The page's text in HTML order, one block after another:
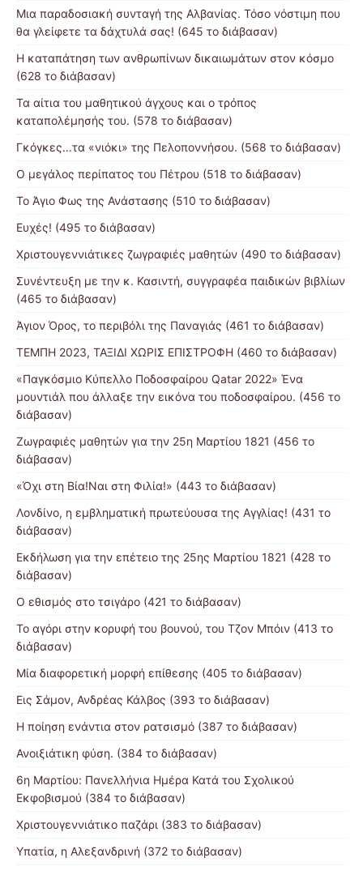
Μια παραδοσιακή συνταγή της Αλβανίας. Τόσο νόστιμη που
θα γλείφετε τα δάχτυλά σας! (645 το διάβασαν)
Η καταπάτηση των ανθρωπίνων δικαιωμάτων στον κόσμο
(628 το διάβασαν)
Τα αίτια του μαθητικού άγχους και ο τρόπος
καταπολέμησής του. (578 το διάβασαν)
Γκόγκες…τα «νιόκι» της Πελοποννήσου. (568 το διάβασαν)
Ο μεγάλος περίπατος του Πέτρου (518 το διάβασαν)
Το Άγιο Φως της Ανάστασης (510 το διάβασαν)
Ευχές! (495 το διάβασαν)
Χριστουγεννιάτικες ζωγραφιές μαθητών (490 το διάβασαν)
Συνέντευξη με την κ. Κασιντή, συγγραφέα παιδικών βιβλίων
(465 το διάβασαν)
Άγιον Όρος, το περιβόλι της Παναγιάς (461 το διάβασαν)
ΤΕΜΠΗ 2023, ΤΑΞΙΔΙ ΧΩΡΙΣ ΕΠΙΣΤΡΟΦΗ (460 το διάβασαν)
«Παγκόσμιο Κύπελλο Ποδοσφαίρου Qatar 2022» Ένα
μουντιάλ που άλλαξε την εικόνα του ποδοσφαίρου. (456 το
διάβασαν)
Ζωγραφιές μαθητών για την 25η Μαρτίου 1821 (456 το
διάβασαν)
«Όχι στη Βία!Ναι στη Φιλία!» (443 το διάβασαν)
Λονδίνο, η εμβληματική πρωτεύουσα της Αγγλίας! (431 το
διάβασαν)
Εκδήλωση για την επέτειο της 25ης Μαρτίου 1821 (428 το
διάβασαν)
Ο εθισμός στο τσιγάρο (421 το διάβασαν)
Το αγόρι στην κορυφή του βουνού, του Τζον Μπόιν (413 το
διάβασαν)
Μία διαφορετική μορφή επίθεσης (405 το διάβασαν)
Εις Σάμον, Ανδρέας Κάλβος (393 το διάβασαν)
Η ποίηση ενάντια στον ρατσισμό (387 το διάβασαν)
Ανοιξιάτικη φύση. (384 το διάβασαν)
6η Μαρτίου: Πανελλήνια Ημέρα Κατά του Σχολικού
Εκφοβισμού (384 το διάβασαν)
Χριστουγεννιάτικο παζάρι (383 το διάβασαν)
Υπατία, η Αλεξανδρινή (372 το διάβασαν)